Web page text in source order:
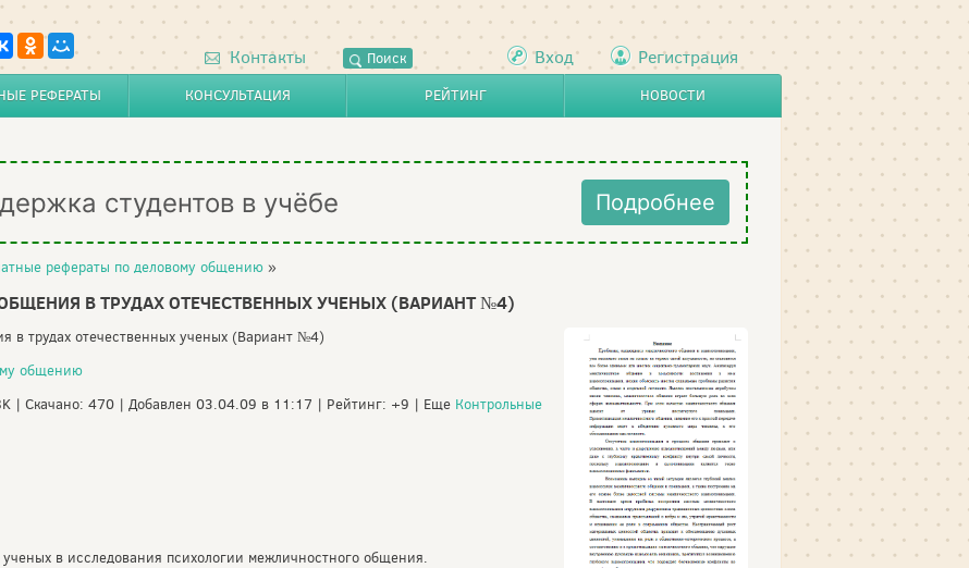
Контакты Поиск Вход Регистрация
РЕФЕРАТЫ КОНСУЛЬТАЦИЯ РЕЙТИНГ НОВОСТИ
студентов в учёбе Подробнее
рефераты по деловому общению »
В ТРУДАХ ОТЕЧЕСТВЕННЫХ УЧЕНЫХ (ВАРИАНТ №4)
в трудах отечественных ученых (Вариант №4)
общению
| Скачано: 470 | Добавлен 03.04.09 в 11:17 | Рейтинг: +9 | Еще Контрольные
ученых в исследования психологии межличностного общения.